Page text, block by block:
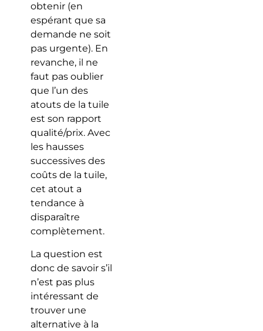
obtenir (en
espérant que sa
demande ne soit
pas urgente). En
revanche, il ne
faut pas oublier
que l’un des
atouts de la tuile
est son rapport
qualité/prix. Avec
les hausses
successives des
coûts de la tuile,
cet atout a
tendance à
disparaître
complètement.
La question est
donc de savoir s’il
n’est pas plus
intéressant de
trouver une
alternative à la